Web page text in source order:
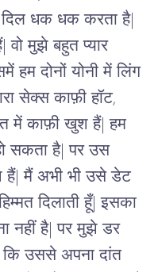
धक धक करता है|
वो मुझे बहुत प्यार
हम दोनों योनी में लिंग
सेक्स काफ़ी हॉट,
में काफ़ी खुश हैं| हम
सकता है| पर उस
हैं| मैं अभी भी उसे डेट
दिलाती हूँ| इसका
नहीं है| पर मुझे डर
उससे अपना दांत